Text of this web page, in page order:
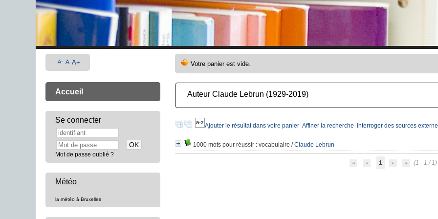
Auteur Claude Lebrun (1929-2019)
Ajouter le résultat dans votre panier Affiner la recherche Interroger des sources
1000 mots pour réussir: vocabulaire /Claude Lebrun
1 (1 - 1 / 1)
A- A A+
Accueil
Se connecter
Mot de passe oublié ?
Météo
la météo à Bruxelles